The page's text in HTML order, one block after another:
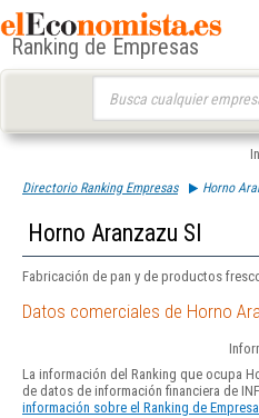
Ranking de Empresas
Directorio Ranking Empresas Horno
Horno Aranzazu Sl
Fabricación de pan y de productos
Datos comerciales de Horno
La información del Ranking que ocupa
de datos de información financiera de
información sobre el Ranking de